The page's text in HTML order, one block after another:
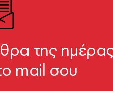
της
mail σου